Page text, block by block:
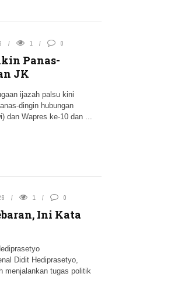
1 0
Panas-
JK
ijazah palsu kini
dingin hubungan
dan Wapres ke-10 dan ...
1 0
Ini Kata
Didit Hediprasetyo,
menjalankan tugas politik